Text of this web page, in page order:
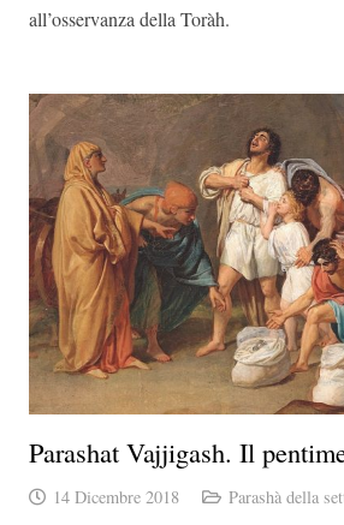
all’osservanza della Toràh.
Parashat Vajjigash. Il
14 Dicembre 2018 Parashà della